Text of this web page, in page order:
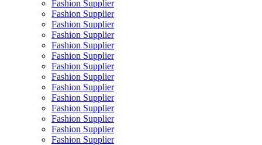
Fashion Supplier
Fashion Supplier
Fashion Supplier
Fashion Supplier
Fashion Supplier
Fashion Supplier
Fashion Supplier
Fashion Supplier
Fashion Supplier
Fashion Supplier
Fashion Supplier
Fashion Supplier
Fashion Supplier
Fashion Supplier